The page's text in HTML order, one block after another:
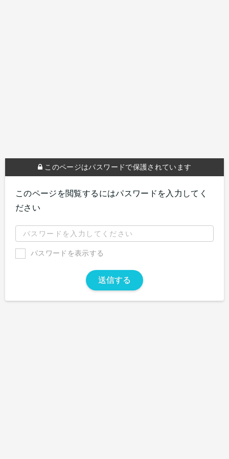
このページはパスワードで保護されています
このページを閲覧するにはパスワードを入力してく
ださい
パスワードを表示する
送信する